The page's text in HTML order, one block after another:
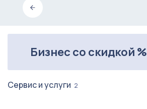
Бизнес со скидкой %
Сервис и услуги 2